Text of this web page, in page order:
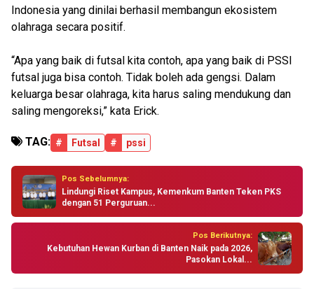
Indonesia yang dinilai berhasil membangun ekosistem
olahraga secara positif.
“Apa yang baik di futsal kita contoh, apa yang baik di PSSI
futsal juga bisa contoh. Tidak boleh ada gengsi. Dalam
keluarga besar olahraga, kita harus saling mendukung dan
saling mengoreksi,” kata Erick.
TAG: # Futsal # pssi
Pos Sebelumnya:
Lindungi Riset Kampus, Kemenkum Banten Teken PKS
dengan 51 Perguruan...
Pos Berikutnya:
Kebutuhan Hewan Kurban di Banten Naik pada 2026,
Pasokan Lokal...